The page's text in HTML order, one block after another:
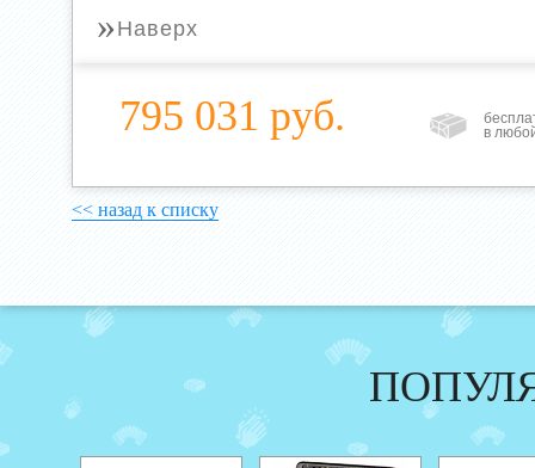
» Наверх
795 031 руб.
в
<< назад к списку